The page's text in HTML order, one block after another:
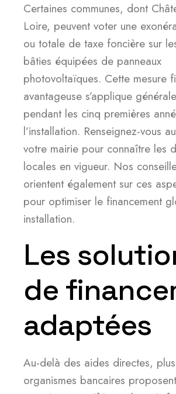
Certaines communes, dont
Loire, peuvent voter une
ou totale de taxe foncière sur
bâties équipées de panneaux
photovoltaïques. Cette mesure
avantageuse s’applique
pendant les cinq premières
l’installation. Renseignez-vous
votre mairie pour connaître les
locales en vigueur. Nos
orientent également sur ces
pour optimiser le financement
installation.
Les
de
adaptées
Au-delà des aides directes,
organismes bancaires